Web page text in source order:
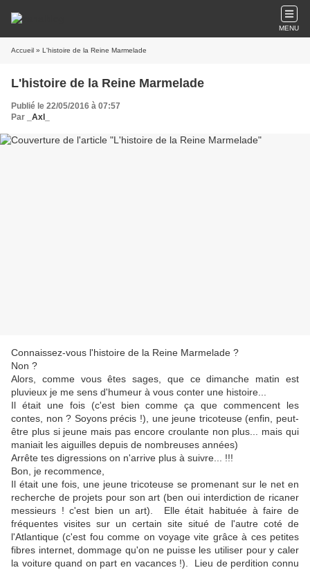
MENU
Accueil » L'histoire de la Reine Marmelade
L'histoire de la Reine Marmelade
Publié le 22/05/2016 à 07:57
Par
_Axl_
Connaissez-vous l'histoire de la Reine Marmelade ?
Non ?
Alors, comme vous êtes sages, que ce dimanche matin est
pluvieux je me sens d'humeur à vous conter une histoire...
Il était une fois (c'est bien comme ça que commencent les
contes, non ? Soyons précis !), une jeune tricoteuse (enfin, peut-
être plus si jeune mais pas encore croulante non plus... mais qui
maniait les aiguilles depuis de nombreuses années)
Arrête tes digressions on n'arrive plus à suivre... !!!
Bon, je recommence,
Il était une fois, une jeune tricoteuse se promenant sur le net en
recherche de projets pour son art (ben oui interdiction de ricaner
messieurs ! c'est bien un art). Elle était habituée à faire de
fréquentes visites sur un certain site situé de l'autre coté de
l'Atlantique (c'est fou comme on voyage vite grâce à ces petites
fibres internet, dommage qu'on ne puisse les utiliser pour y caler
la voiture quand on part en vacances !). Lieu de perdition connu